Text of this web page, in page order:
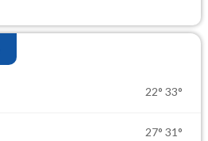
22° 33°
27° 31°